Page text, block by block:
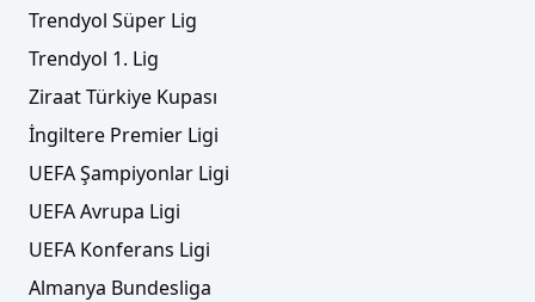
Trendyol Süper Lig
Trendyol 1. Lig
Ziraat Türkiye Kupası
İngiltere Premier Ligi
UEFA Şampiyonlar Ligi
UEFA Avrupa Ligi
UEFA Konferans Ligi
Almanya Bundesliga